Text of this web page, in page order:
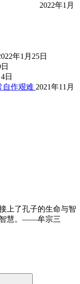
2022年1月
年1月25日
日
自作艰难 2021年11月
上了孔子的生命与智
智慧。——牟宗三